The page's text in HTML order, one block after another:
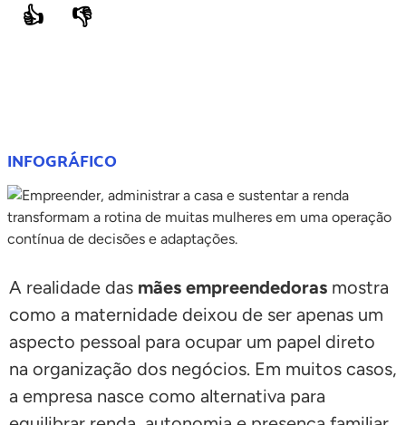
👍 👎
INFOGRÁFICO
A realidade das mães empreendedoras mostra
como a maternidade deixou de ser apenas um
aspecto pessoal para ocupar um papel direto
na organização dos negócios. Em muitos casos,
a empresa nasce como alternativa para